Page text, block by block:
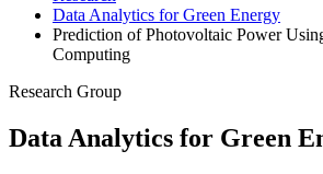
Data Analytics for Green Energy
Prediction of Photovoltaic Power
Computing
Research Group
Data Analytics for Green